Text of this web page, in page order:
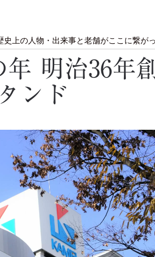
上の人物・出来事と老舗がここに繋がっ
明治36年
ンド